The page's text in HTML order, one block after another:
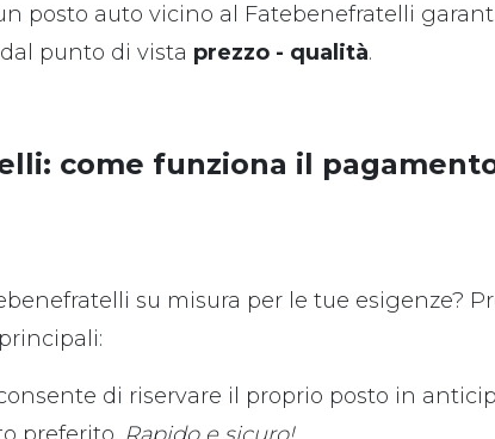
posto auto vicino al Fatebenefratelli
punto di vista prezzo - qualità.
come funziona il
su misura per le tue esigenze?
di riservare il proprio posto in